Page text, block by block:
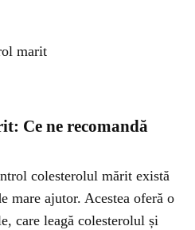
Ce ne recomandă
colesterolul mărit există
mare ajutor. Acestea oferă o
care leagă colesterolul și